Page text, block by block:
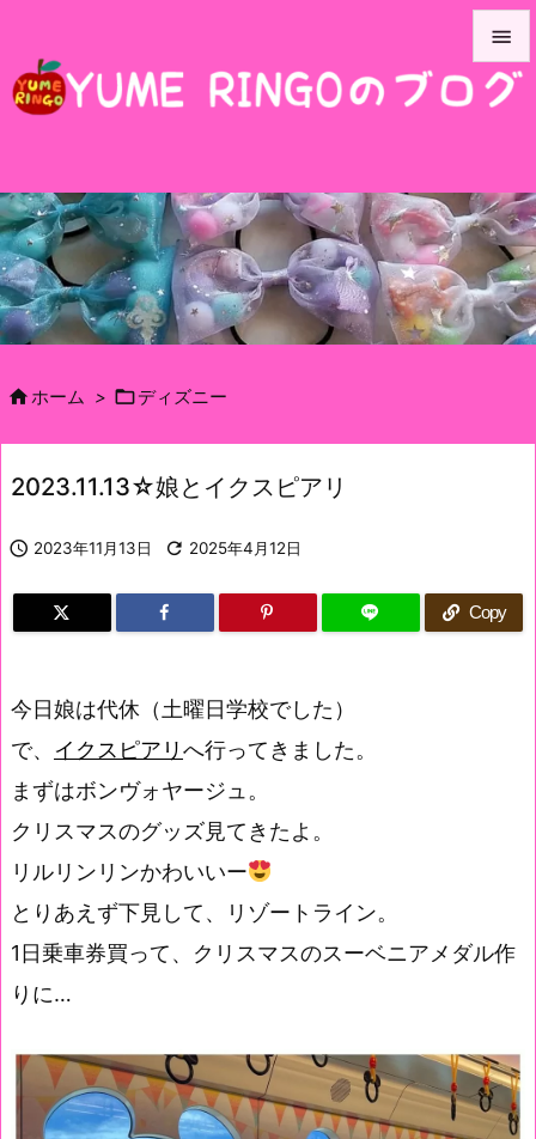



前へ

次へ

ホーム > ディズニー
2023.11.13☆娘とイクスピアリ
 2023年11月13日  2025年4月12日
Copy
今日娘は代休（土曜日学校でした）
で、 イクスピアリへ行ってきました。
まずはボンヴォヤージュ。
クリスマスのグッズ見てきたよ。
リルリンリンかわいいー
とりあえず下見して、リゾートライン。
1日乗車券買って、クリスマスのスーベニアメダル作
りに…